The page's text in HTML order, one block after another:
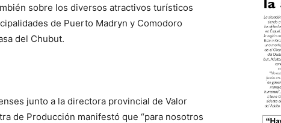
sobre los diversos atractivos turísticos
de Puerto Madryn y Comodoro
del Chubut.
junto a la directora provincial de Valor
de Producción manifestó que “para nosotros